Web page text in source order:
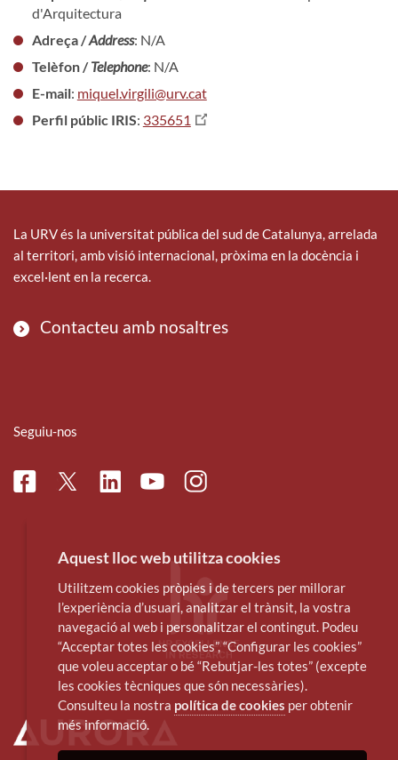
d'Arquitectura
Adreça /Address: N/A
Telèfon /Telephone: N/A
E-mail: miquel.virgili@urv.cat
Perfil públic IRIS: 335651
La URV és la universitat pública del sud de Catalunya, arrelada
al territori, amb visió internacional, pròxima en la docència i
excel·lent en la recerca.
Contacteu amb nosaltres
Seguiu-nos
FacebookTwitterLinkedinYoutubeInstagram
Aquest lloc web utilitza cookies
Utilitzem cookies pròpies i de tercers per millorar
l’experiència d’usuari, analitzar el trànsit, la vostra
navegació al web i personalitzar el contingut. Podeu
“Acceptar totes les cookies”, “Configurar les cookies”
que voleu acceptar o bé “Rebutjar-les totes” (excepte
les cookies tècniques que són necessàries).
Consulteu la nostra política de cookies per obtenir
més informació.